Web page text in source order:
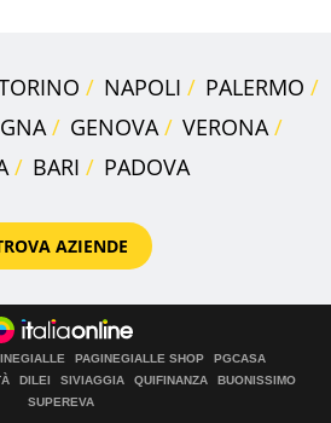
NAPOLI
PALERMO
GENOVA
VERONA
BARI PADOVA
AZIENDE
PAGINEGIALLE SHOP
PGCASA
DILEI SIVIAGGIA QUIFINANZA
BUONISSIMO
SUPEREVA